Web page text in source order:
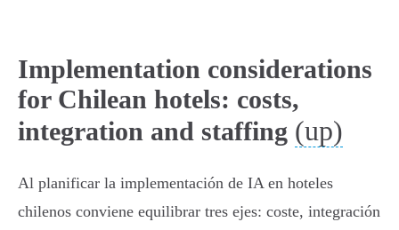
Implementation considerations
for Chilean hotels: costs,
integration and staffing (up)
Al planificar la implementación de IA en hoteles
chilenos conviene equilibrar tres ejes: coste, integración